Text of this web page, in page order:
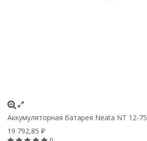
Аккумуляторная батарея Neata NT 12-75
19 792,85 ₽